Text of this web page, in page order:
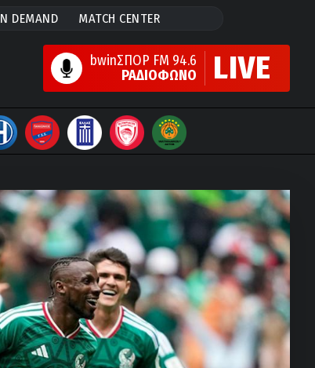
DEMAND MATCH CENTER
bwinΣΠΟΡ FM 94.6
ΡΑΔΙΟΦΩΝΟ
LIVE